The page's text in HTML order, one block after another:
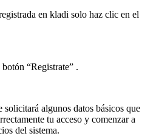
en kladi solo haz clic en el
“Registrate” .
algunos datos básicos que
tu acceso y comenzar a
del sistema.